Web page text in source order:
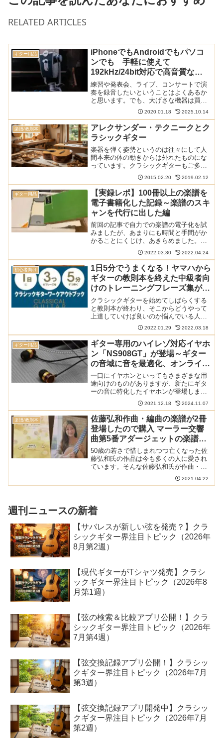
RELATED ARTICLES
ギター用品
iPhoneでもAndroidでもパソコ
ンでも 手軽に使えて
192kHz/24bit対応で高音質な
AKG Lyra が発売
練習や発表会、ライブ、コンサートで演
奏を録音したいということはよくあるか
と思います。でも、大げさな機器は買い
たくないし持ち運びも不便。何より使い
こなす自信がないけどいい音質で演奏を
残したい。そんな人にはAKGから発売さ
れるLyraがお勧めで...
2020.01.18 2025.10.14
楽譜/教則本
アレクサンダー・テクニークとク
ラシックギター
楽器を弾く姿勢というのは往々にして人
間本来の体の動きからは外れたものにな
っています。クラシックギターもご多分
に漏れず腰などに負担がかかります。こ
れを、人間の体のつくりから考えていか
にして弾きやすくするかということを考
えているのがアレクサンダ...
2015.02.20 2019.02.12
ギター用品
【実録レポ】100冊以上の楽譜を
電子書籍化した記録～楽譜のスキ
ャンを代行に出した編
前回の記事で自力での楽譜の電子化を試
みましたが、あまりにも時間と手間がか
かることにくじけ、あきらめました。そ
こで残りの楽譜をスキャン代行サービス
に出すことに。その経緯と使った業者に
ついて解説します。本サイトの電子楽譜
に関する記事は以下でまと...
2022.03.30 2022.04.24
初心者向け
1日5分でうまくなる！ヤマハから
ギターの教則本を終えた中級者向
けのトレーニングフレーズ集が発
売
クラシックギターを始めてしばらくする
と教則本が終わり、そこからどうやって
上達していけば良いのか悩んでいる人も
いるのではないでしょうか。また、なか
なかギターを弾く時間を取れず腕がなか
なか上がらないという人もいるでしょ
う。そんな人のため、ヤマハ...
2022.01.29 2022.03.18
ギター用品
ギター専用のハイレゾ対応イヤホ
ン「NS908GT」が登場～ギター
の音域に音を最適化、オンライン
レッスンにいかが？
一口にイヤホンといってもさまざまな用
途向けのものがありますが、新たにギタ
ーの音に特化したイヤホンが登場しまし
た。ナガオカの「NS908GT」には島村楽
器と共同で、ギターの音域に合わせたチ
ューニングがおこなわれています。ギタ
ーの音域に最適化し...
2021.12.18 2024.11.07
楽譜/教則本
佐藤弘和作曲・編曲の楽譜が2冊
登場したので購入 マーラー交響
曲第5番アダージェットの楽譜を
収録
50歳の若さで惜しまれつつ亡くなった佐
藤弘和氏の作品は今も多くの人に愛され
ています。そんな佐藤弘和氏が作曲・編
曲した楽譜が2冊続けてリリースされたの
で購入してみました。マーラー交響曲第5
2021.04.22
週刊ニュースの新着
【サバレスが新しい弦を発売？】クラ
シックギター界注目トピック（2026年
8月第2週）
【現代ギターがTシャツ発売】クラシ
ックギター界注目トピック（2026年8
月第1週）
【弦の検索＆比較アプリ公開！】クラ
シックギター界注目トピック（2026年
7月第4週）
【弦交換記録アプリ公開！】クラシッ
クギター界注目トピック（2026年7月
第3週）
【弦交換記録アプリ開発中】クラシッ
クギター界注目トピック（2026年7月
第2週）